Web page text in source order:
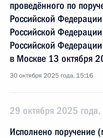
проведённого по
Российской
Российской
Российской
в Москве 13 октября
30 октября 2025 года, 15:16
29 октября 2025 года,
Исполнено поручение